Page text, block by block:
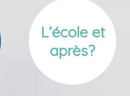
L’école et
après?